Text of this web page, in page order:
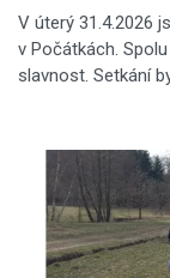
V úterý 31.4.2026
v Počátkách.
slavnost. Setkání